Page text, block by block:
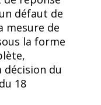
défaut de
mesure de
la forme
décision du
18